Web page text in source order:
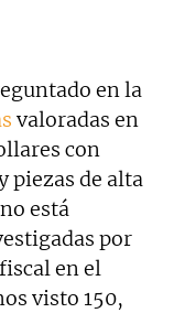
en la
valoradas en
con
piezas de alta
está
por
en el
visto 150,